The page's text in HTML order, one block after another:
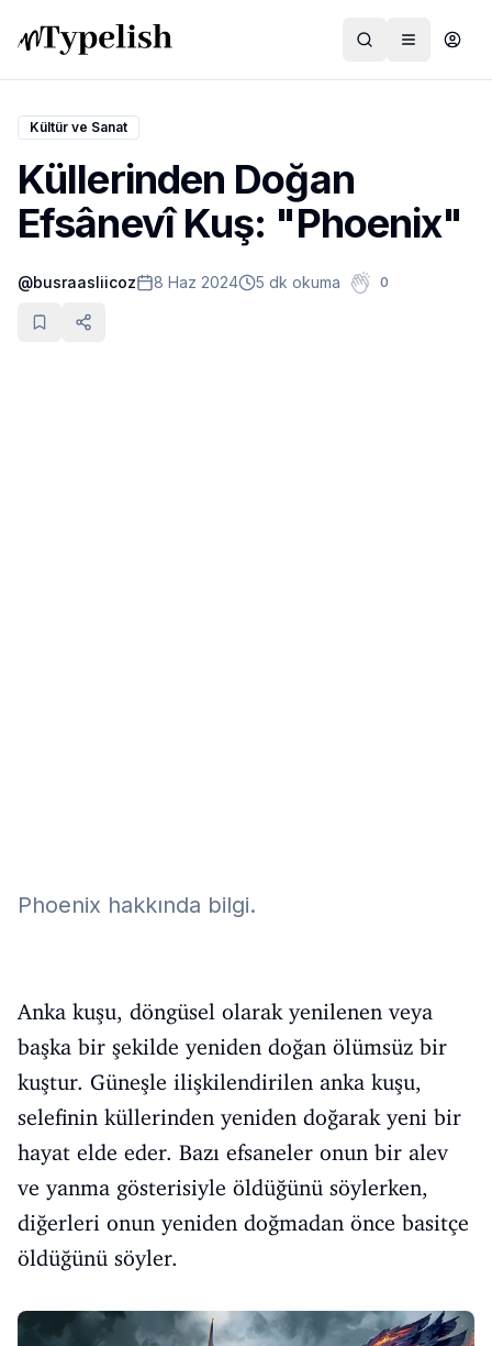
Dünya
Film ve Dizi
Kültür ve Sanat
Sağlık
Kültür ve Sanat
Küllerinden Doğan
Efsânevî Kuş: "Phoenix"
@busraasliicoz 8 Haz 2024 5 dk okuma 0
Phoenix hakkında bilgi.
Anka kuşu, döngüsel olarak yenilenen veya
başka bir şekilde yeniden doğan ölümsüz bir
kuştur. Güneşle ilişkilendirilen anka kuşu,
selefinin küllerinden yeniden doğarak yeni bir
hayat elde eder. Bazı efsaneler onun bir alev
ve yanma gösterisiyle öldüğünü söylerken,
diğerleri onun yeniden doğmadan önce basitçe
öldüğünü söyler.